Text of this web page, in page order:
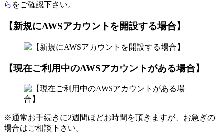
ら をご確認下さい。
【新規にAWSアカウントを開設する場合】
【現在ご利用中のAWSアカウントがある場合】
※通常お手続きに2週間ほどお時間を頂きますが、お急ぎの
場合はご相談下さい。